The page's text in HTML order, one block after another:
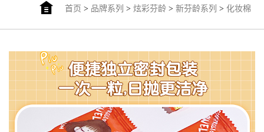
首页 > 品牌系列 > 炫彩芬龄> 新芬龄系列 > 化妆棉